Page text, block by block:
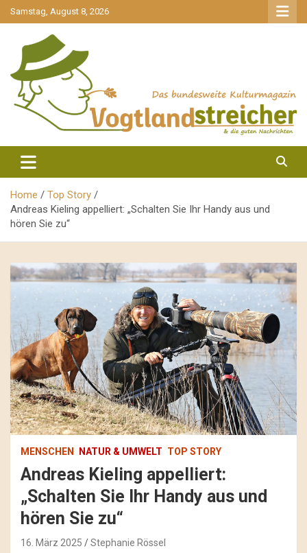
gehe
zum
Samstag, August 8, 2026
Vogtlandstreicher
Home
Top Story
Andreas Kieling appelliert: „Schalten Sie Ihr Handy aus und
hören Sie zu“
MENSCHEN NATUR & UMWELT TOP STORY
Andreas Kieling appelliert:
„Schalten Sie Ihr Handy aus und
hören Sie zu“
16. März 2025 Stephanie Rössel